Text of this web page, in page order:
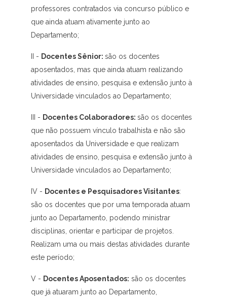
professores contratados via concurso público e
que ainda atuam ativamente junto ao
Departamento;
II - Docentes Sênior: são os docentes
aposentados, mas que ainda atuam realizando
atividades de ensino, pesquisa e extensão junto à
Universidade vinculados ao Departamento;
III - Docentes Colaboradores: são os docentes
que não possuem vínculo trabalhista e não são
aposentados da Universidade e que realizam
atividades de ensino, pesquisa e extensão junto à
Universidade vinculados ao Departamento;
IV - Docentes e Pesquisadores Visitantes:
são os docentes que por uma temporada atuam
junto ao Departamento, podendo ministrar
disciplinas, orientar e participar de projetos.
Realizam uma ou mais destas atividades durante
este período;
V - Docentes Aposentados: são os docentes
que já atuaram junto ao Departamento,